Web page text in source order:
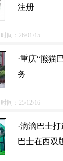
注册
时间：26/01/15
·重庆“熊猫
务
时间：25/12/16
·滴滴巴士
巴士在西双